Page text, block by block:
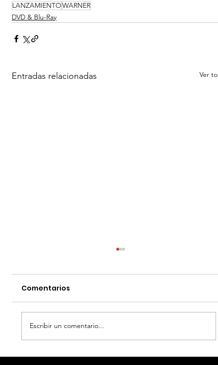
LANZAMIENTOWARNER
DVD & Blu-Ray
Entradas relacionadas Ver
LANZAMIENTO NOP - BLU RAY
Comentarios
Escribir un comentario...